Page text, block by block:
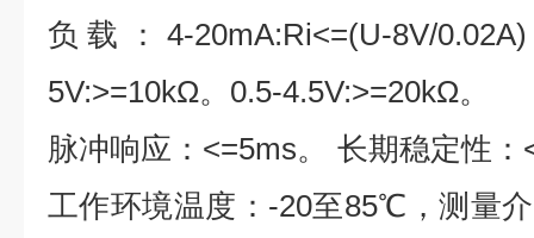
负载： 4-20mA:Ri<=(U-8V/0.02A)
5V:>=10kΩ。 0.5-4.5V:>=20kΩ。
脉冲响应： <=5ms。 长期稳定性：
工作环境温度： -20至85℃，测量